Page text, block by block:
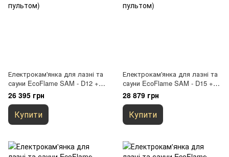
Електрокам'янка для лазні та
сауни EcoFlame SAM - D12 +
пульт CON6 (12 кВт, до 18 м3,
з виносним пультом)
26 395 грн
Купити
Електрокам'янка для лазні та
сауни EcoFlame SAM - D15 +
пульт CON6 ( 15 кВт, до 24м3,
з виносним пультом)
28 879 грн
Купити